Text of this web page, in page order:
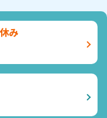
み